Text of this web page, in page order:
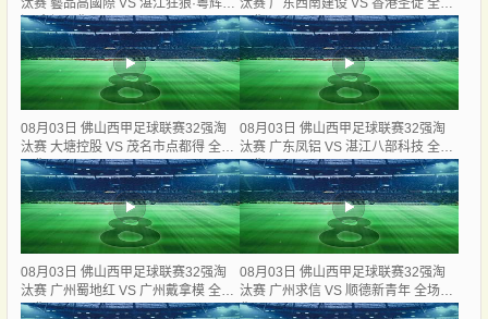
汰赛 藝品高國際 VS 湛江狂狼·粵辉能
源 全场录像
汰赛 广东西南建设 VS 香港圣徒 全场
录像
08月03日 佛山西甲足球联赛32强淘
汰赛 大塘控股 VS 茂名市点都得 全场
录像
08月03日 佛山西甲足球联赛32强淘
汰赛 广东凤铝 VS 湛江八部科技 全场
录像
08月03日 佛山西甲足球联赛32强淘
汰赛 广州蜀地红 VS 广州戴拿模 全场
录像
08月03日 佛山西甲足球联赛32强淘
汰赛 广州求信 VS 顺德新青年 全场录
像